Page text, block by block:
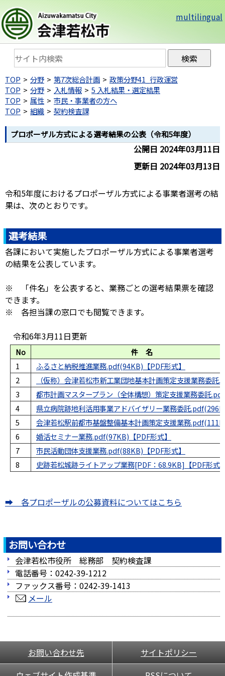
multilingual
TOP 分野 第7次総合計画
政策分野41_行政運営
TOP
分野 入札情報
5 入札結果・選定結果
TOP
属性
市民・事業者の方へ
TOP
組織 契約検査課
プロポーザル方式による選考結果の公表（令和5年度）
公開日 2024年03月11日
更新日 2024年03月13日
令和5年度におけるプロポーザル方式による事業者選考の結
果は、次のとおりです。
選考結果
各課において実施したプロポーザル方式による事業者選考
の結果を公表しています。
※ 「件名」を公表すると、業務ごとの選考結果票を確認
できます。
※ 各担当課の窓口でも閲覧できます。
令和6年3月11日更新
No
件 名
1
ふるさと納税推進業務.pdf(94KB)
2
（仮称）会津若松市新工業団地基本計画策定支援業務委託
3
都市計画マスタープラン（全体構想）策定支援業務委託
4
県立病院跡地利活用事業アドバイザリー業務委託
5
会津若松駅前都市基盤整備基本計画策定支援業務
6
婚活セミナー業務.pdf(97KB)
7
市民活動団体支援業務.pdf(88KB)
8
史跡若松城跡ライトアップ業務[PDF：68.9KB]
➡ 各プロポーザルの公募資料についてはこちら
お問い合わせ
会津若松市役所 総務部 契約検査課
電話番号：0242-39-1212
ファックス番号：0242-39-1413
メール
お問い合わせ先
サイトポリシー